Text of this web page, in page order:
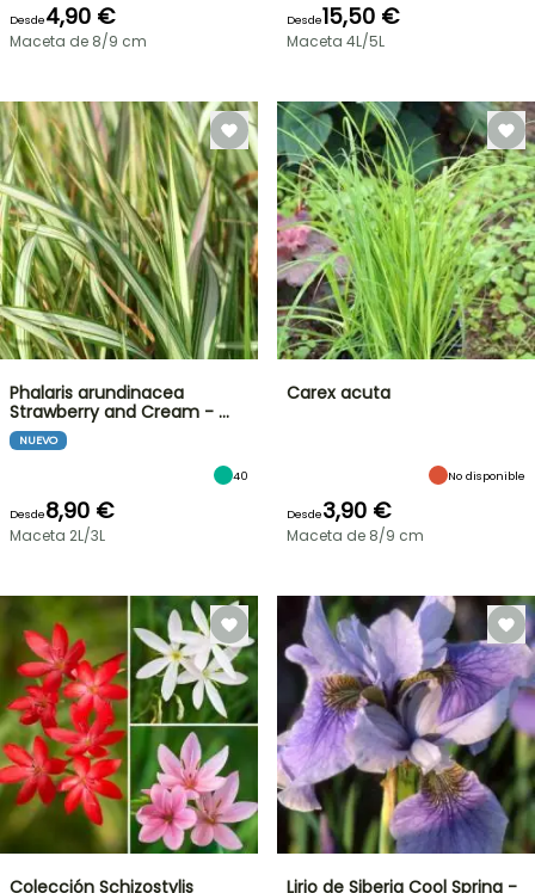
Desde4,90 €
Maceta de 8/9 cm
Desde15,50 €
Maceta 4L/5L
Phalaris arundinacea
Strawberry and Cream - …
NUEVO
40
Desde8,90 €
Maceta 2L/3L
Carex acuta
No disponible
Desde3,90 €
Maceta de 8/9 cm
Colección Schizostylis
Lirio de Siberia Cool Spring -